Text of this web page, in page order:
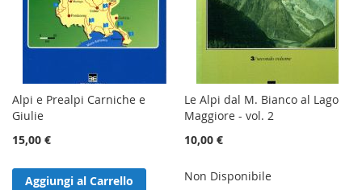
Alpi e Prealpi Carniche e
Giulie
15,00 €
Aggiungi al Carrello
Le Alpi dal M. Bianco al Lago
Maggiore - vol. 2
10,00 €
Non Disponibile